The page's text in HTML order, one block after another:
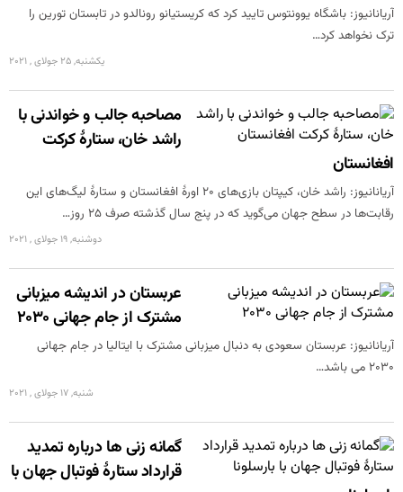
آریانانیوز: باشگاه یوونتوس تایید کرد که کریستیانو رونالدو در تابستان تورین را
ترک نخواهد کرد…
یکشنبه, 25 جولای , 2021
مصاحبه جالب و خواندنی با
راشد خان، ستارۀ کرکت
افغانستان
آریانانیوز: راشد خان، کیپتان بازی‌های ۲۰ اورۀ افغانستان و ستارۀ لیگ‌های این
رقابت‌ها در سطح جهان می‌گوید که در پنج سال گذشته صرف ۲۵ روز…
دوشنبه, 19 جولای , 2021
عربستان در اندیشه میزبانی
مشترک از جام جهانی 2030
آریانانیوز: عربستان سعودی به دنبال میزبانی مشترک با ایتالیا در جام جهانی
2030 می باشد…
شنبه, 17 جولای , 2021
گمانه زنی ها درباره تمدید
قرارداد ستارۀ فوتبال جهان با